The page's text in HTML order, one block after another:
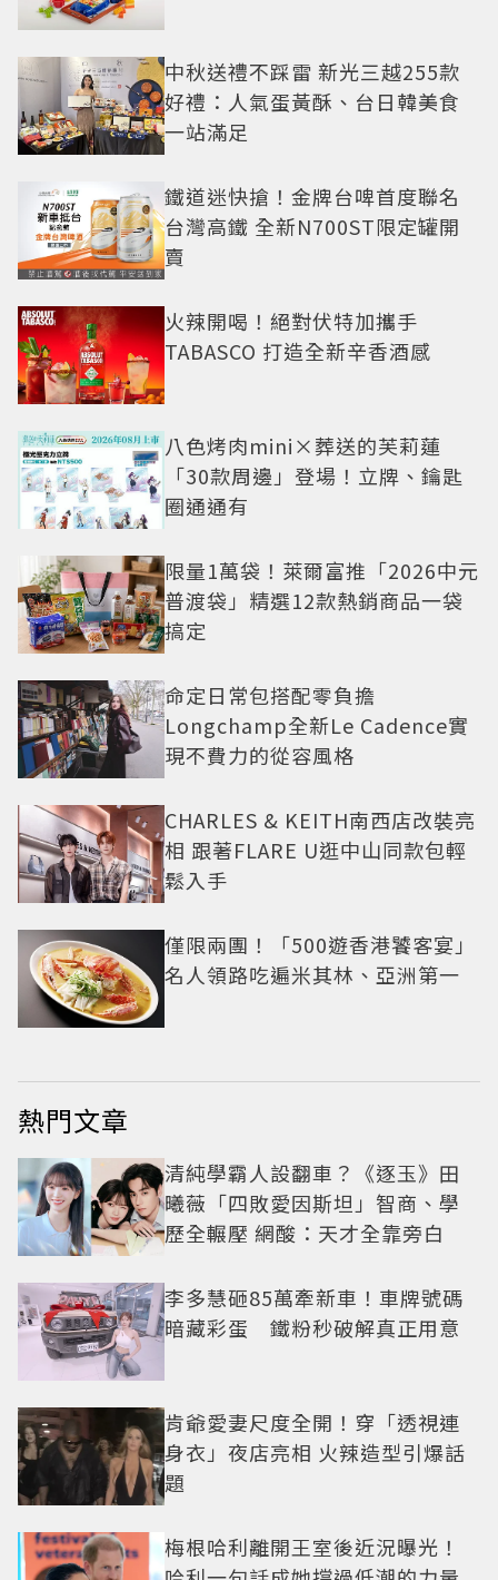
中秋送禮不踩雷 新光三越255款
好禮：人氣蛋黃酥、台日韓美食
一站滿足
鐵道迷快搶！金牌台啤首度聯名
台灣高鐵 全新N700ST限定罐開
賣
火辣開喝！絕對伏特加攜手
TABASCO 打造全新辛香酒感
八色烤肉mini×葬送的芙莉蓮
「30款周邊」登場！立牌、鑰匙
圈通通有
限量1萬袋！萊爾富推「2026中元
普渡袋」精選12款熱銷商品一袋
搞定
命定日常包搭配零負擔
Longchamp全新Le Cadence實
現不費力的從容風格
CHARLES & KEITH南西店改裝亮
相 跟著FLARE U逛中山同款包輕
鬆入手
僅限兩團！「500遊香港饕客宴」
名人領路吃遍米其林、亞洲第一
熱門文章
清純學霸人設翻車？《逐玉》田
曦薇「四敗愛因斯坦」智商、學
歷全輾壓 網酸：天才全靠旁白
李多慧砸85萬牽新車！車牌號碼
暗藏彩蛋 鐵粉秒破解真正用意
肯爺愛妻尺度全開！穿「透視連
身衣」夜店亮相 火辣造型引爆話
題
梅根哈利離開王室後近況曝光！